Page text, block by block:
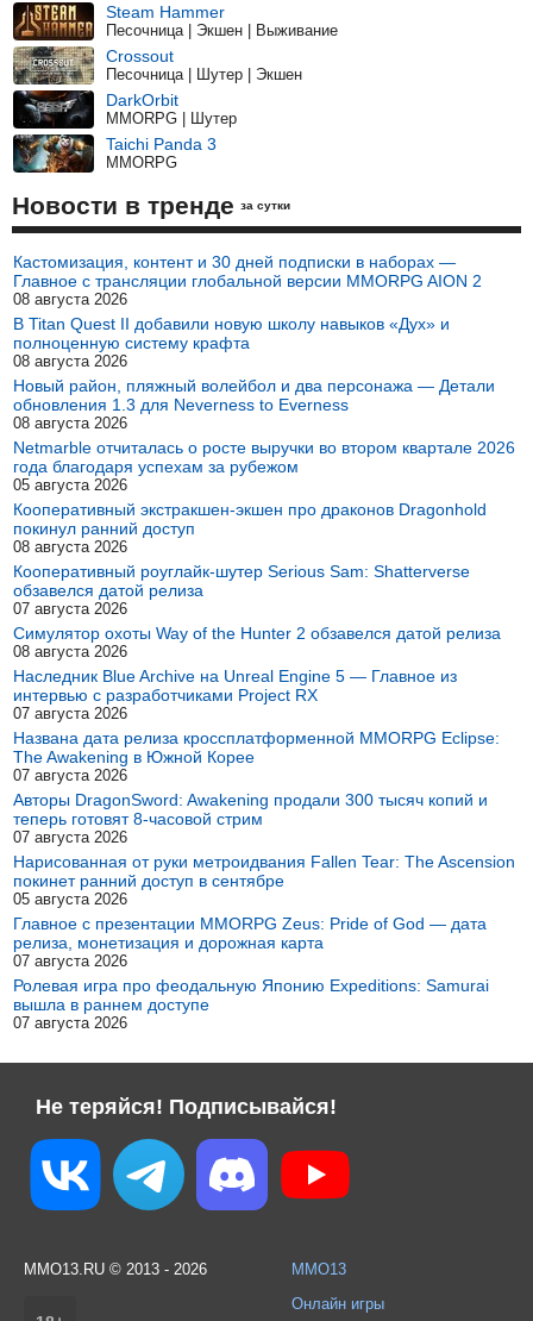
Steam Hammer
Песочница | Экшен | Выживание
Crossout
Песочница | Шутер | Экшен
DarkOrbit
MMORPG | Шутер
Taichi Panda 3
MMORPG
Новости в тренде за сутки
Кастомизация, контент и 30 дней подписки в наборах —
Главное с трансляции глобальной версии MMORPG AION 2
08 августа 2026
В Titan Quest II добавили новую школу навыков «Дух» и
полноценную систему крафта
08 августа 2026
Новый район, пляжный волейбол и два персонажа — Детали
обновления 1.3 для Neverness to Everness
08 августа 2026
Netmarble отчиталась о росте выручки во втором квартале 2026
года благодаря успехам за рубежом
05 августа 2026
Кооперативный экстракшен-экшен про драконов Dragonhold
покинул ранний доступ
08 августа 2026
Кооперативный роуглайк-шутер Serious Sam: Shatterverse
обзавелся датой релиза
07 августа 2026
Симулятор охоты Way of the Hunter 2 обзавелся датой релиза
08 августа 2026
Наследник Blue Archive на Unreal Engine 5 — Главное из
интервью с разработчиками Project RX
07 августа 2026
Названа дата релиза кроссплатформенной MMORPG Eclipse:
The Awakening в Южной Корее
07 августа 2026
Авторы DragonSword: Awakening продали 300 тысяч копий и
теперь готовят 8-часовой стрим
07 августа 2026
Нарисованная от руки метроидвания Fallen Tear: The Ascension
покинет ранний доступ в сентябре
05 августа 2026
Главное с презентации MMORPG Zeus: Pride of God — дата
релиза, монетизация и дорожная карта
07 августа 2026
Ролевая игра про феодальную Японию Expeditions: Samurai
вышла в раннем доступе
07 августа 2026
Не теряйся! Подписывайся!
MMO13.RU © 2013 - 2026
MMO13
Онлайн игры